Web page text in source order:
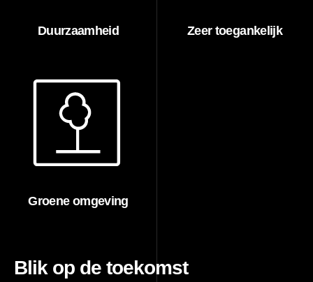
Duurzaamheid Zeer toegankelijk
Groene omgeving
Blik op de toekomst